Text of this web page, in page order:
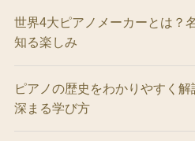
世界4大ピアノメーカーとは？
知る楽しみ
ピアノの歴史をわかりやすく
深まる学び方